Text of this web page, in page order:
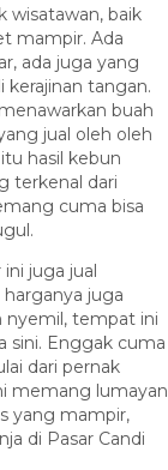
wisatawan, baik
mampir. Ada
ada juga yang
tangan.
buah
jual oleh oleh
hasil kebun
terkenal dari
cuma bisa
juga jual
juga
nyemil, tempat ini
sini. Enggak cuma
dari pernak
memang lumayan
yang mampir,
di Pasar Candi